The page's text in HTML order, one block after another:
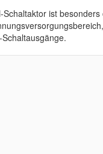
Schaltaktor ist